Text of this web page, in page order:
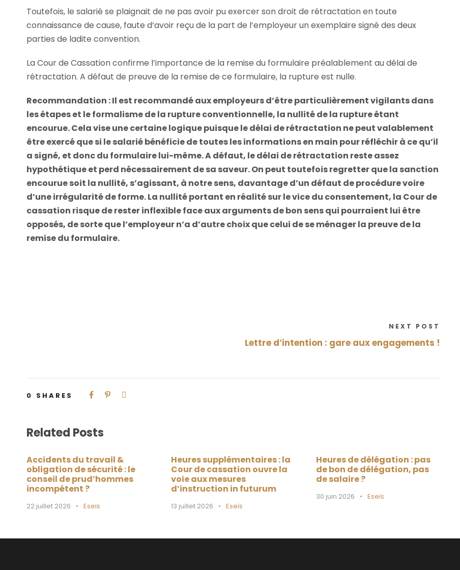
Toutefois, le salarié se plaignait de ne pas avoir pu exercer son droit de rétractation en toute
connaissance de cause, faute d’avoir reçu de la part de l’employeur un exemplaire signé des deux
parties de ladite convention.
La Cour de Cassation confirme l’importance de la remise du formulaire préalablement au délai de
rétractation. A défaut de preuve de la remise de ce formulaire, la rupture est nulle.
Recommandation : Il est recommandé aux employeurs d’être particulièrement vigilants dans
les étapes et le formalisme de la rupture conventionnelle, la nullité de la rupture étant
encourue. Cela vise une certaine logique puisque le délai de rétractation ne peut valablement
être exercé que si le salarié bénéficie de toutes les informations en main pour réfléchir à ce qu’il
a signé, et donc du formulaire lui-même. A défaut, le délai de rétractation reste assez
hypothétique et perd nécessairement de sa saveur. On peut toutefois regretter que la sanction
encourue soit la nullité, s’agissant, à notre sens, davantage d’un défaut de procédure voire
d’une irrégularité de forme. La nullité portant en réalité sur le vice du consentement, la Cour de
cassation risque de rester inflexible face aux arguments de bon sens qui pourraient lui être
opposés, de sorte que l’employeur n’a d’autre choix que celui de se ménager la preuve de la
remise du formulaire.
NEXT POST
Lettre d’intention : gare aux engagements !
0 SHARES
Related Posts
Accidents du travail &
obligation de sécurité : le
conseil de prud’hommes
incompétent ?
22 juillet 2026 • Eseïs
Heures supplémentaires : la
Cour de cassation ouvre la
voie aux mesures
d’instruction in futurum
13 juillet 2026 • Eseïs
Heures de délégation : pas
de bon de délégation, pas
de salaire ?
30 juin 2026 • Eseïs